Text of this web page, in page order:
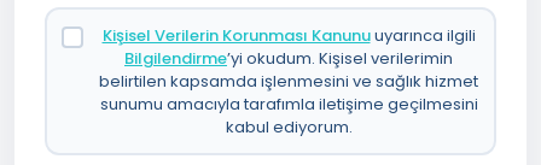
Kişisel Verilerin Korunması Kanunuuyarınca ilgili
Bilgilendirme’yi okudum. Kişisel verilerimin
belirtilen kapsamda işlenmesini ve sağlık hizmet
sunumu amacıyla tarafımla iletişime geçilmesini
kabul ediyorum.